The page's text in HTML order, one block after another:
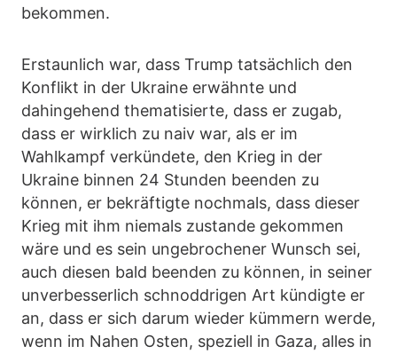
bekommen.
Erstaunlich war, dass Trump tatsächlich den
Konflikt in der Ukraine erwähnte und
dahingehend thematisierte, dass er zugab,
dass er wirklich zu naiv war, als er im
Wahlkampf verkündete, den Krieg in der
Ukraine binnen 24 Stunden beenden zu
können, er bekräftigte nochmals, dass dieser
Krieg mit ihm niemals zustande gekommen
wäre und es sein ungebrochener Wunsch sei,
auch diesen bald beenden zu können, in seiner
unverbesserlich schnoddrigen Art kündigte er
an, dass er sich darum wieder kümmern werde,
wenn im Nahen Osten, speziell in Gaza, alles in